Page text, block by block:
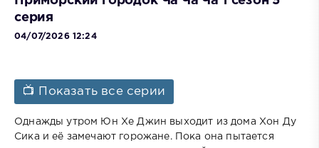
серия
04/07/2026 12:24
📺 Показать все серии
Однажды утром Юн Хе Джин выходит из дома Хон Ду
Сика и её замечают горожане. Пока она пытается